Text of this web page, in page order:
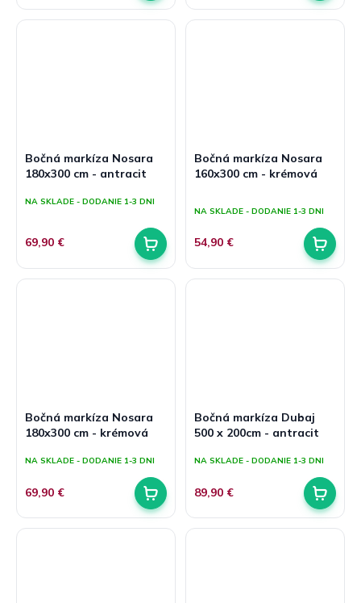
5
Bočná markíza Nosara
180x300 cm - antracit
NA SKLADE - DODANIE 1-3 DNI
69,90 €
Bočná markíza Nosara
160x300 cm - krémová
hodnotenie
5,0
5
NA SKLADE - DODANIE 1-3 DNI
54,90 €
Bočná markíza Nosara
180x300 cm - krémová
NA SKLADE - DODANIE 1-3 DNI
69,90 €
Bočná markíza Dubaj
500 x 200cm - antracit
NA SKLADE - DODANIE 1-3 DNI
89,90 €